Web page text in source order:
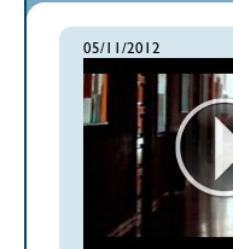
05/11/2012